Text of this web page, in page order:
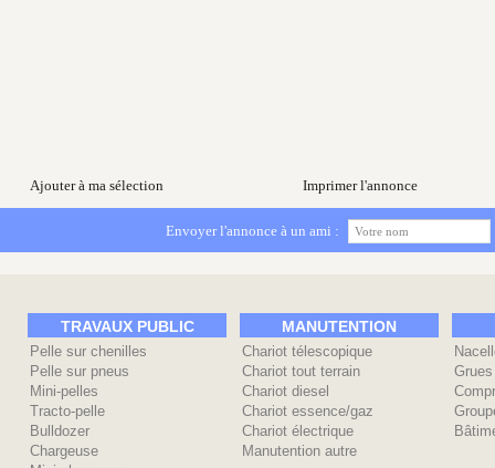
Ajouter à ma sélection Imprimer l'annonce
Envoyer l'annonce à un ami :
TRAVAUX PUBLIC
Pelle sur chenilles
Pelle sur pneus
Mini-pelles
Tracto-pelle
Bulldozer
Chargeuse
MANUTENTION
Chariot télescopique
Chariot tout terrain
Chariot diesel
Chariot essence/gaz
Chariot électrique
Manutention autre
Grues